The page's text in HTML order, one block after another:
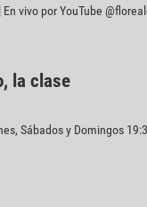
vivo por YouTube
la clase
Sábados y Domingos